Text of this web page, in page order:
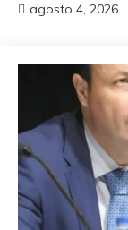
agosto 4, 2026